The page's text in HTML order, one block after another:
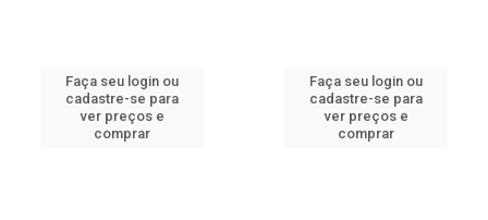
Faça seu login ou
cadastre-se para
ver preços e
comprar
Faça seu login ou
cadastre-se para
ver preços e
comprar